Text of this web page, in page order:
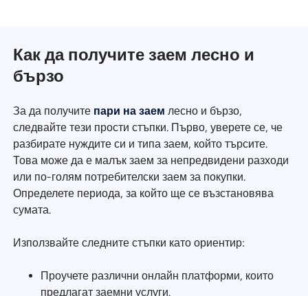
Как да получите заем лесно и
бързо
За да получите пари на заем лесно и бързо,
следвайте тези прости стъпки. Първо, уверете се, че
разбирате нуждите си и типа заем, който търсите.
Това може да е малък заем за непредвидени разходи
или по-голям потребителски заем за покупки.
Определете периода, за който ще се възстановява
сумата.
Използвайте следните стъпки като ориентир:
Проучете различни онлайн платформи, които
предлагат заемни услуги.